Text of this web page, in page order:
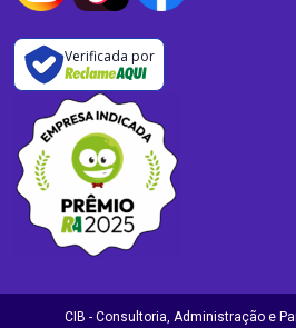
Verificada por
CIB - Consultoria, Administração e